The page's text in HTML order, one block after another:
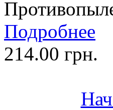
Подробнее
214.00 грн.